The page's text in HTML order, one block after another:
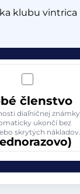
klubu
členstvo
diaľničnej
ukončí bez
skrytých nákladov.